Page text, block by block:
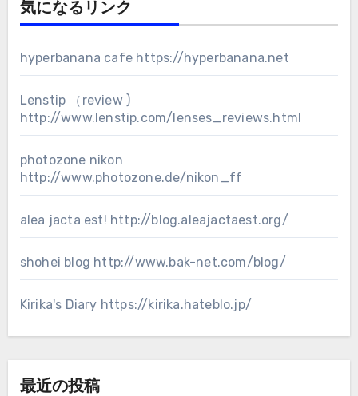
気になるリンク
hyperbanana cafe https://hyperbanana.net
Lenstip （review )
http://www.lenstip.com/lenses_reviews.html
photozone nikon
http://www.photozone.de/nikon_ff
alea jacta est! http://blog.aleajactaest.org/
shohei blog http://www.bak-net.com/blog/
Kirika's Diary https://kirika.hateblo.jp/
最近の投稿